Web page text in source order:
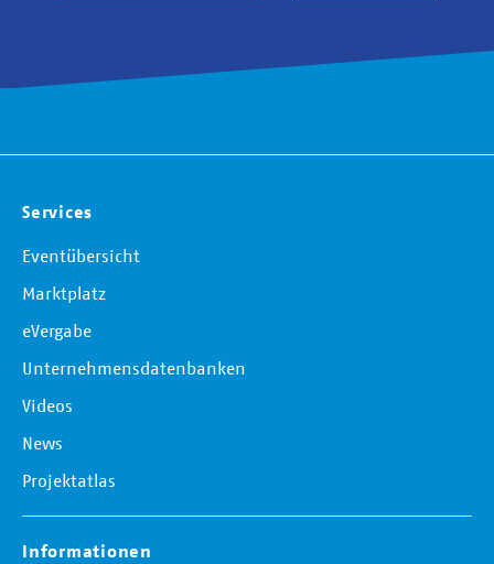
Services
Eventübersicht
Marktplatz
eVergabe
Unternehmensdatenbanken
Videos
News
Projektatlas
Informationen